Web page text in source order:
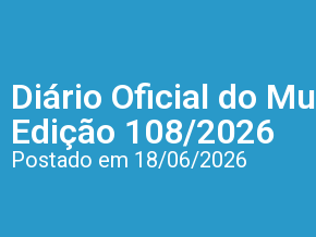
Diário Oficial do
Edição 108/2026
Postado em 18/06/2026